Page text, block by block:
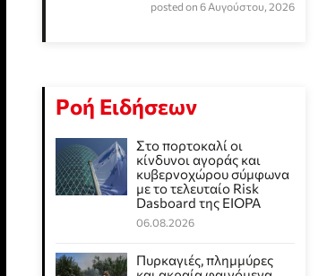
posted on 6 Αυγούστου, 2026
Ροή Ειδήσεων
Στο πορτοκαλί οι
κίνδυνοι αγοράς και
κυβερνοχώρου σύμφωνα
με το τελευταίο Risk
Dasboard της EIOPA
06.08.2026
Πυρκαγιές, πλημμύρες